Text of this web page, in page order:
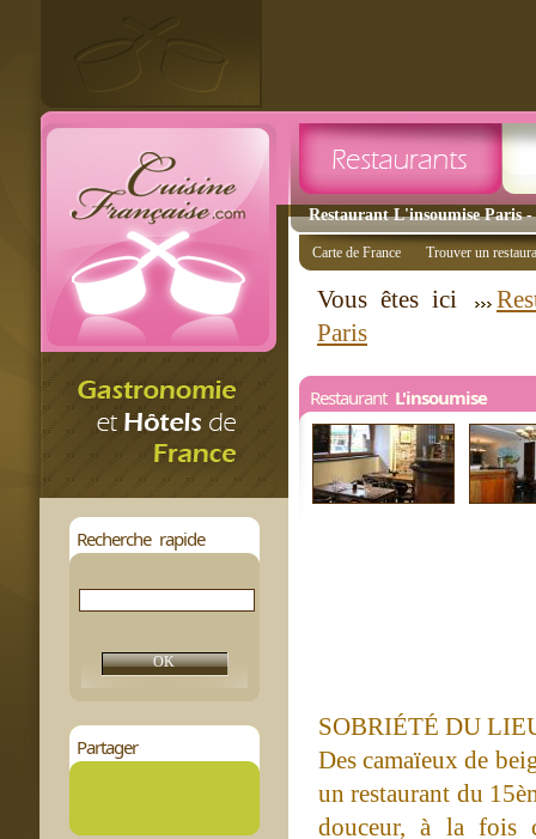
Restaurant L'insoumise Paris
Recherche rapide
Partager
Carte de France Trouver un
Vous êtes ici
Paris
Restaurant L'insoumise
SOBRIÉTÉ DU
Des camaïeux de
un restaurant du
douceur, à la fois